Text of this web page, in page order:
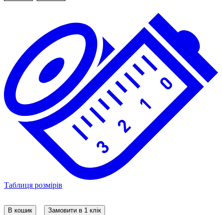
Таблиця розмірів
В кошик Замовити в 1 клік